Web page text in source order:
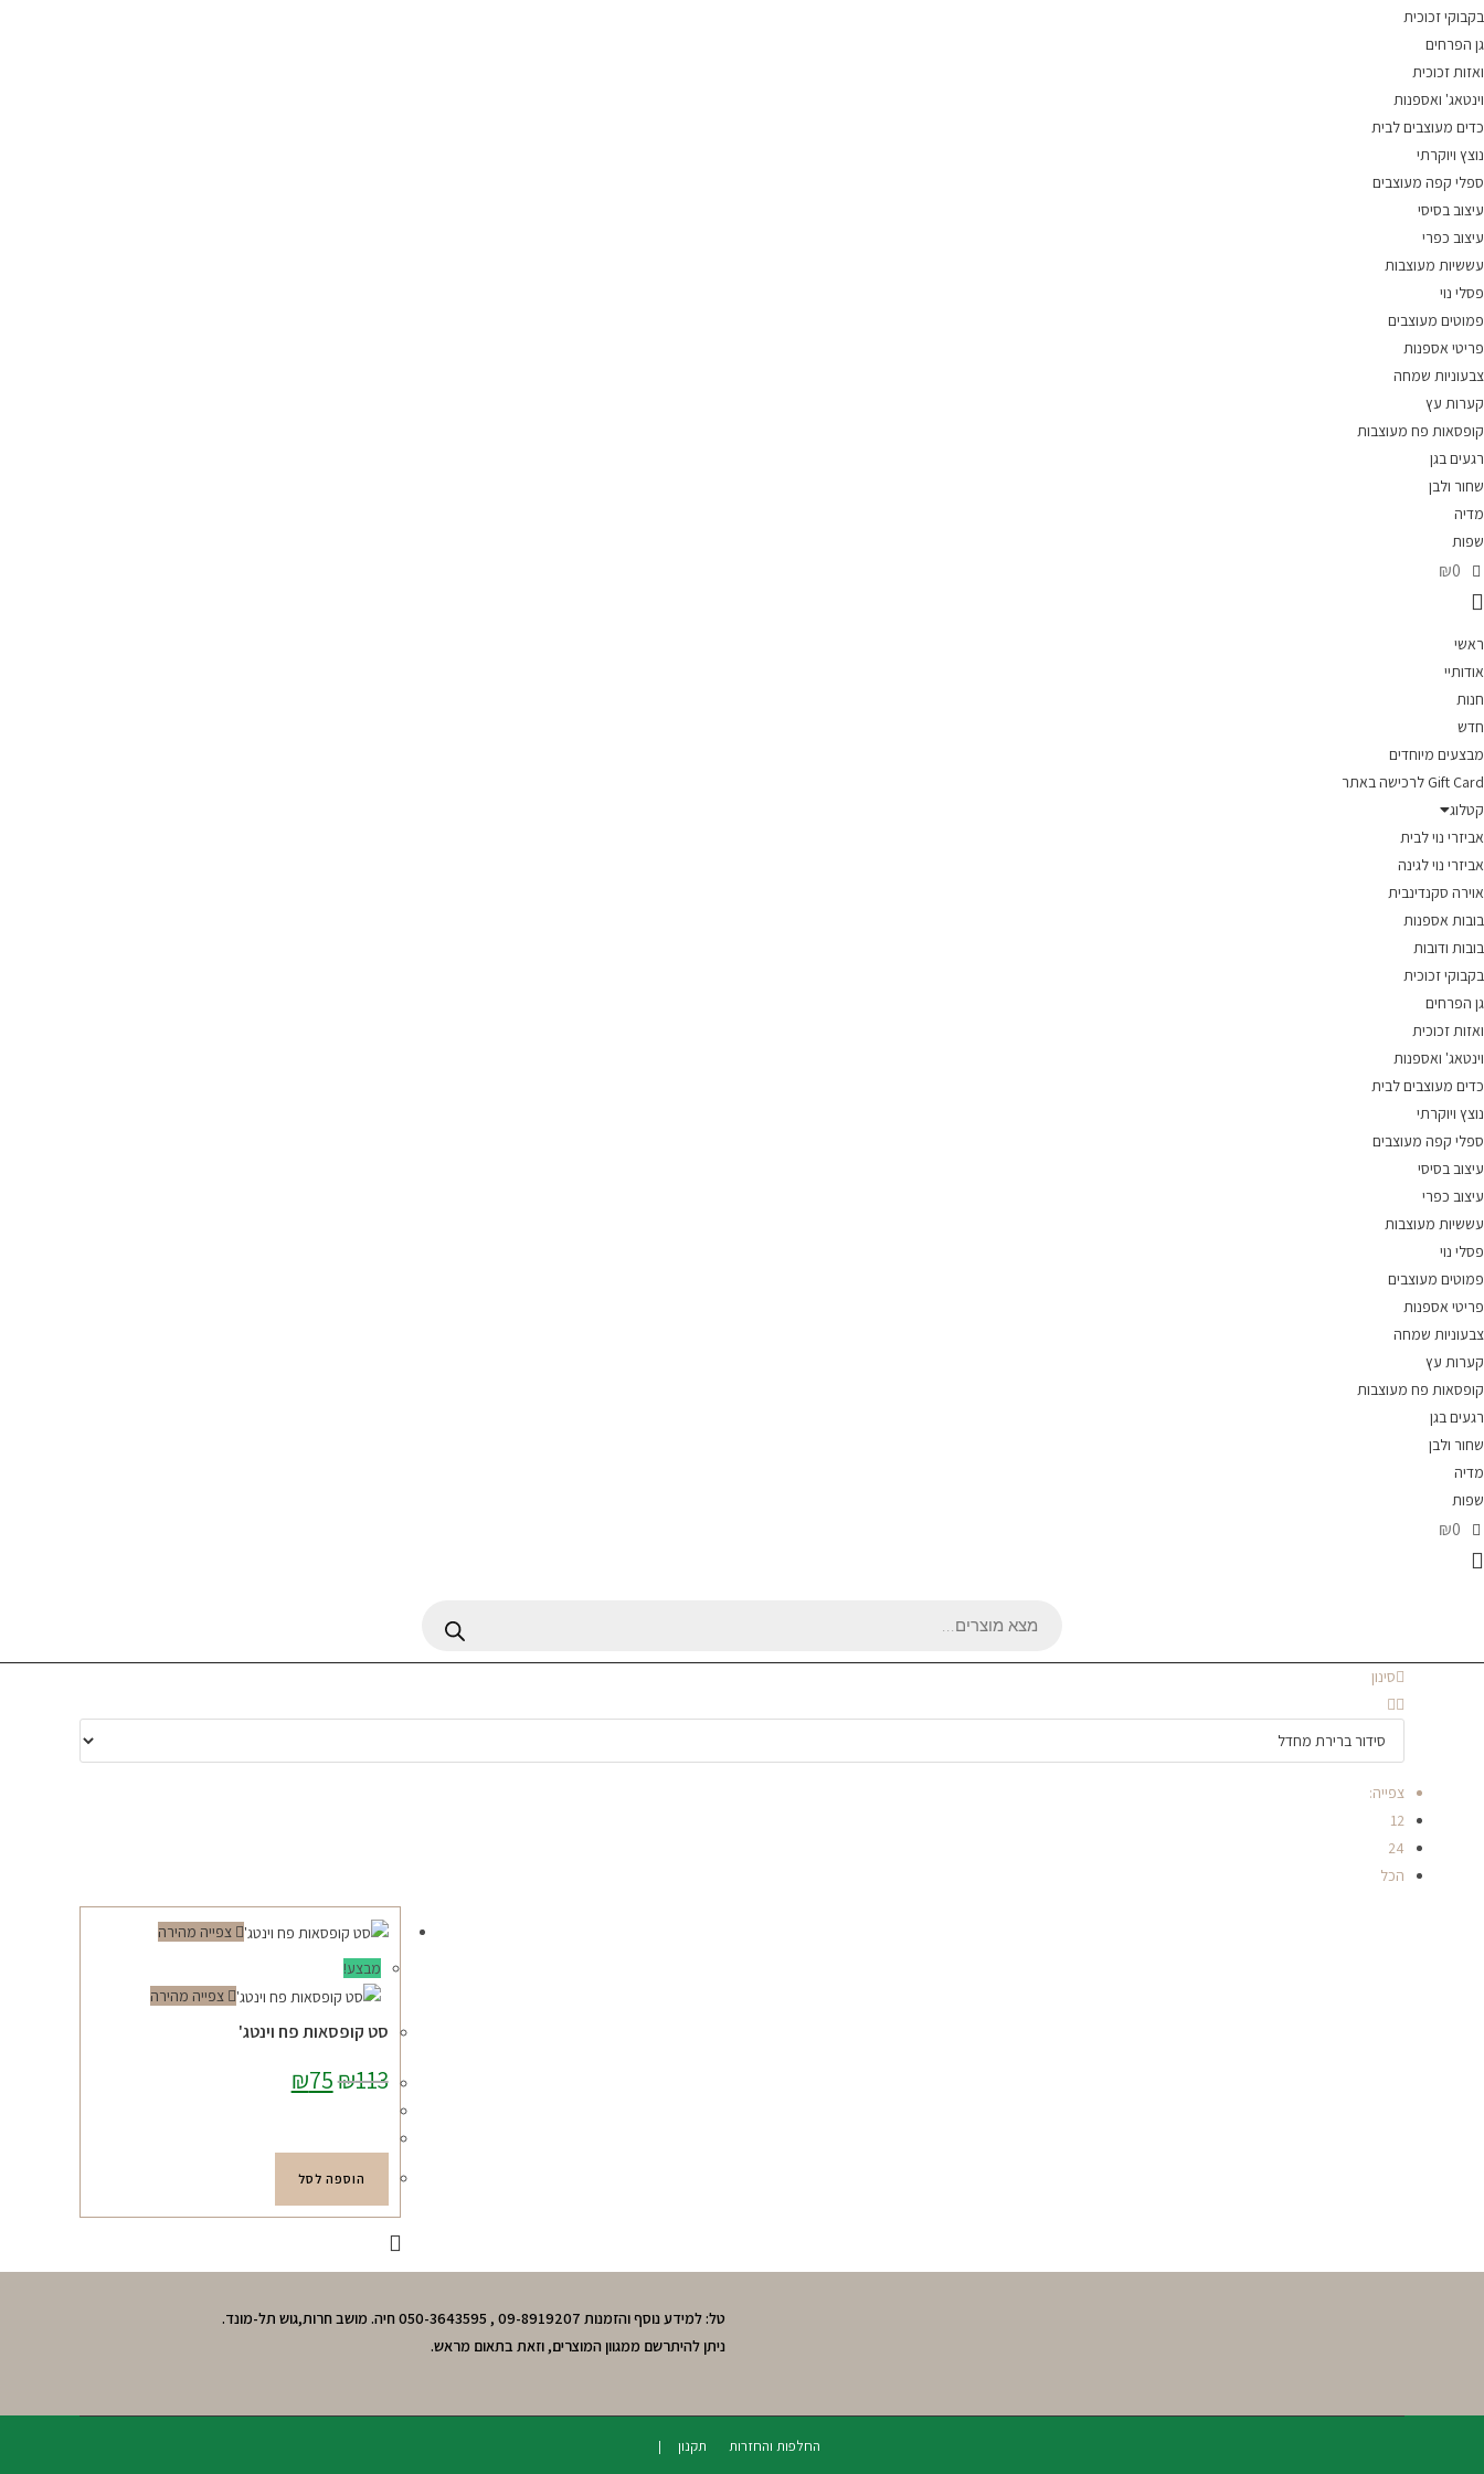
בקבוקי זכוכית
גן הפרחים
ואזות זכוכית
וינטאג' ואספנות
כדים מעוצבים לבית
נוצץ ויוקרתי
ספלי קפה מעוצבים
עיצוב בסיסי
עיצוב כפרי
עששיות מעוצבות
פסלי נוי
פמוטים מעוצבים
פריטי אספנות
צבעוניות שמחה
קערות עץ
קופסאות פח מעוצבות
רגעים בגן
שחור ולבן
מדיה
שפות
₪0
ראשי
אודותיי
חנות
חדש
מבצעים מיוחדים
Gift Card לרכישה באתר
קטלוג
אביזרי נוי לבית
אביזרי נוי לגינה
אוירה סקנדינבית
בובות אספנות
בובות ודובות
בקבוקי זכוכית
גן הפרחים
ואזות זכוכית
וינטאג' ואספנות
כדים מעוצבים לבית
נוצץ ויוקרתי
ספלי קפה מעוצבים
עיצוב בסיסי
עיצוב כפרי
עששיות מעוצבות
פסלי נוי
פמוטים מעוצבים
פריטי אספנות
צבעוניות שמחה
קערות עץ
קופסאות פח מעוצבות
רגעים בגן
שחור ולבן
מדיה
שפות
₪0
search
סינון
צפייה:
12
24
הכל
צפייה מהירה
מבצע!
צפייה מהירה
סט קופסאות פח וינטג'
₪113 המחיר
המקורי
₪75 הנוכחי
הוספה לסל
טל: למידע נוסף והזמנות 09-8919207 , 050-3643595 חיה. מושב חרות,גוש תל-מונד.
ניתן להיתרשם ממגוון המוצרים, וזאת בתאום מראש.
תקנון החלפות והחזרות